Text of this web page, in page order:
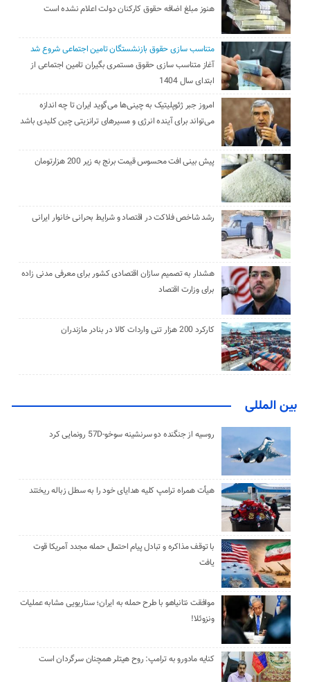
هنوز مبلغ اضافه حقوق کارکنان دولت اعلام نشده است
متناسب سازی حقوق بازنشستگان تامین اجتماعی شروع شد
آغاز متناسب سازی حقوق مستمری بگیران تامین اجتماعی از
ابتدای سال 1404
امروز جبر ژئوپلیتیک به چینی‌ها می‌گوید ایران تا چه اندازه
می‌تواند برای آینده انرژی و مسیرهای ترانزیتی چین کلیدی باشد
پیش بینی افت محسوس قیمت برنج به زیر 200 هزارتومان
رشد شاخص فلاکت در اقتصاد و شرایط بحرانی خانوار ایرانی
هشدار به تصمیم سازان اقتصادی کشور برای معرفی مدنی زاده
برای وزارت اقتصاد
کارکرد 200 هزار تنی واردات کالا در بنادر مازندران
بین المللی
روسیه از جنگنده دو سرنشینه سوخو-57D رونمایی کرد
هیأت همراه ترامپ کلیه هدایای خود را به سطل زباله ریختند
با توقف مذاکره و تبادل پیام احتمال حمله مجدد آمریکا قوت
یافت
موافقت نتانیاهو با طرح حمله به ایران؛ سناریویی مشابه عملیات
ونزوئلا!
کنایه مادورو به ترامپ: روح هیتلر همچنان سرگردان است